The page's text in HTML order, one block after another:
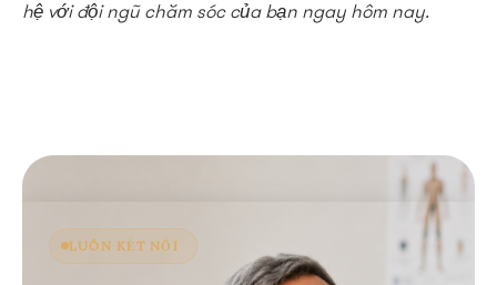
hệ với đội ngũ chăm sóc của bạn ngay hôm nay.
LUÔN KẾT NỐI